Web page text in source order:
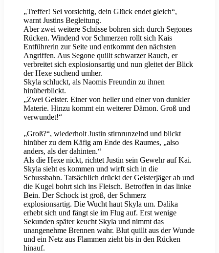
„Treffer! Sei vorsichtig, dein Glück endet gleich“,
warnt Justins Begleitung.
Aber zwei weitere Schüsse bohren sich durch Segones
Rücken. Windend vor Schmerzen rollt sich Kais
Entführerin zur Seite und entkommt den nächsten
Angriffen. Aus Segone quillt schwarzer Rauch, er
verbreitet sich explosionsartig und nun gleitet der Blick
der Hexe suchend umher.
Skyla schluckt, als Naomis Freundin zu ihnen
hinüberblickt.
„Zwei Geister. Einer von heller und einer von dunkler
Materie. Hinzu kommt ein weiterer Dämon. Groß und
verwundet!“
„Groß?“, wiederholt Justin stirnrunzelnd und blickt
hinüber zu dem Käfig am Ende des Raumes, „also
anders, als der dahinten.“
Als die Hexe nickt, richtet Justin sein Gewehr auf Kai.
Skyla sieht es kommen und wirft sich in die
Schussbahn. Tatsächlich drückt der Geisterjäger ab und
die Kugel bohrt sich ins Fleisch. Betroffen in das linke
Bein. Der Schock ist groß, der Schmerz
explosionsartig. Die Wucht haut Skyla um. Dalika
erhebt sich und fängt sie im Flug auf. Erst wenige
Sekunden später keucht Skyla und nimmt das
unangenehme Brennen wahr. Blut quillt aus der Wunde
und ein Netz aus Flammen zieht bis in den Rücken
hinauf.